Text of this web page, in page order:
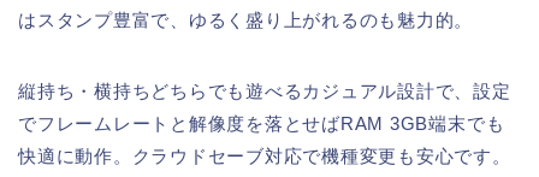
はスタンプ豊富で、ゆるく盛り上がれるのも魅力的。
縦持ち・横持ちどちらでも遊べるカジュアル設計で、設定
でフレームレートと解像度を落とせばRAM 3GB端末でも
快適に動作。クラウドセーブ対応で機種変更も安心です。